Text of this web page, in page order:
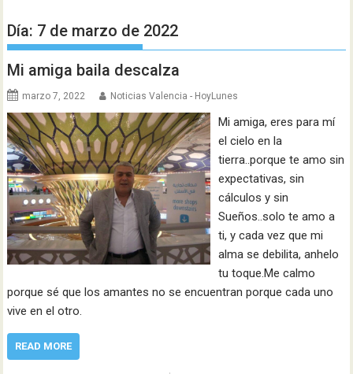
Día: 7 de marzo de 2022
Mi amiga baila descalza
marzo 7, 2022 Noticias Valencia - HoyLunes
Mi amiga, eres para mí
el cielo en la
tierra..porque te amo sin
expectativas, sin
cálculos y sin
Sueños..solo te amo a
ti, y cada vez que mi
alma se debilita, anhelo
tu toque.Me calmo
porque sé que los amantes no se encuentran porque cada uno
vive en el otro.
READ MORE